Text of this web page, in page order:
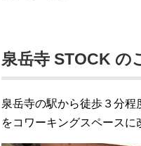
泉岳寺 STOCK の
泉岳寺の駅から徒歩３分
をコワーキングスペースに